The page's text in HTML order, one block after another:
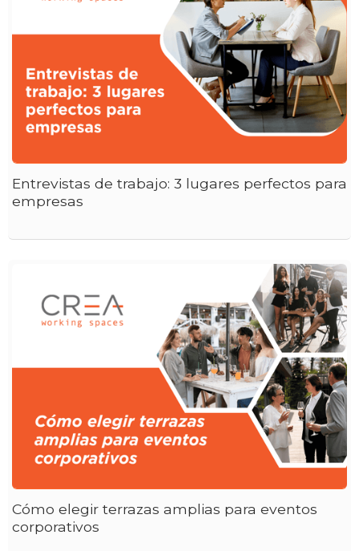
Entrevistas de trabajo: 3 lugares perfectos para
empresas
Cómo elegir terrazas amplias para eventos
corporativos